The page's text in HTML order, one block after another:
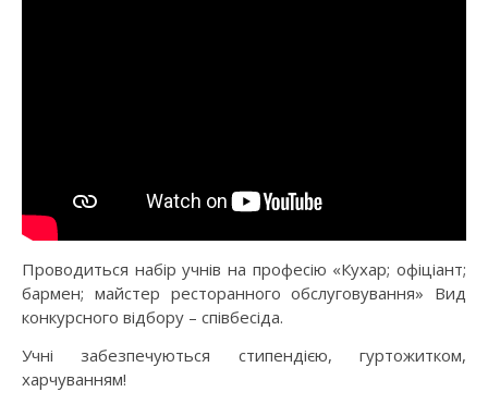
Проводиться набір учнів на професію «Кухар; офіціант;
бармен; майстер ресторанного обслуговування» Вид
конкурсного відбору – співбесіда.
Учні забезпечуються стипендією, гуртожитком,
харчуванням!